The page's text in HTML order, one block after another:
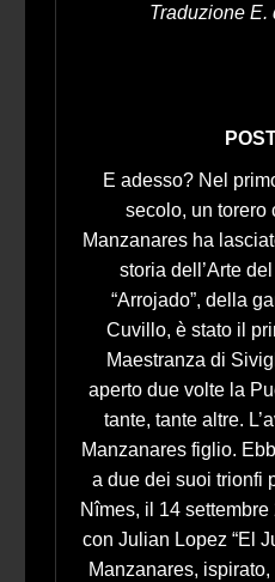
Traduzione E.
E adesso? Nel
secolo, un torero
Manzanares ha
storia dell’Arte
“Arrojado”, della
Cuvillo, è stato il
Maestranza di
aperto due volte la
tante, tante altre.
Manzanares figlio.
a due dei suoi trionfi
Nîmes, il 14 settembre
con Julian Lopez “El
Manzanares,